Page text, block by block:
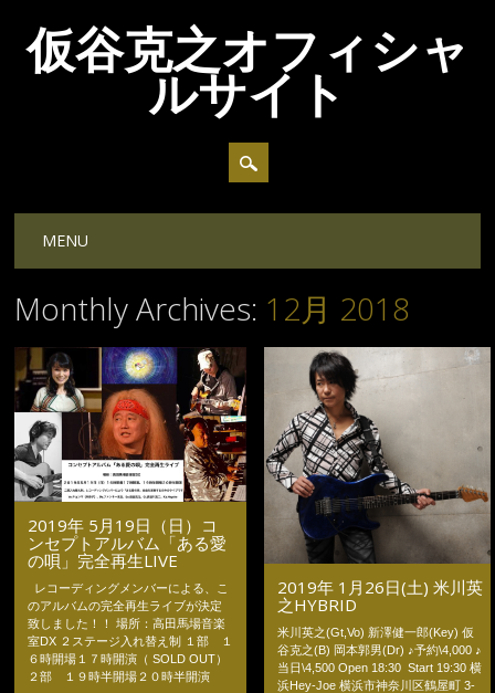
仮谷克之オフィシャ
ルサイト
Main menu
MENU
Monthly Archives: 12月 2018
2019年 5月19日（日）コ
ンセプトアルバム「ある愛
の唄」完全再生LIVE
レコーディングメンバーによる、こ
のアルバムの完全再生ライブが決定
致しました！！ 場所：高田馬場音楽
室DX ２ステージ入れ替え制 １部 １
６時開場１７時開演（ SOLD OUT）
２部 １９時半開場２０時半開演
2019年 1月26日(土) 米川英
之HYBRID
米川英之(Gt,Vo) 新澤健一郎(Key) 仮
谷克之(B) 岡本郭男(Dr) ♪予約\4,000 ♪
当日\4,500 Open 18:30 Start 19:30 横
浜Hey-Joe 横浜市神奈川区鶴屋町 3-